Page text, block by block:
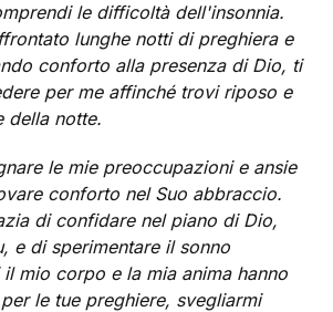
le difficoltà dell'insonnia.
lunghe notti di preghiera e
conforto alla presenza di Dio, ti
per me affinché trovi riposo e
della notte.
le mie preoccupazioni e ansie
conforto nel Suo abbraccio.
di confidare nel piano di Dio,
e di sperimentare il sonno
mio corpo e la mia anima hanno
le tue preghiere, svegliarmi